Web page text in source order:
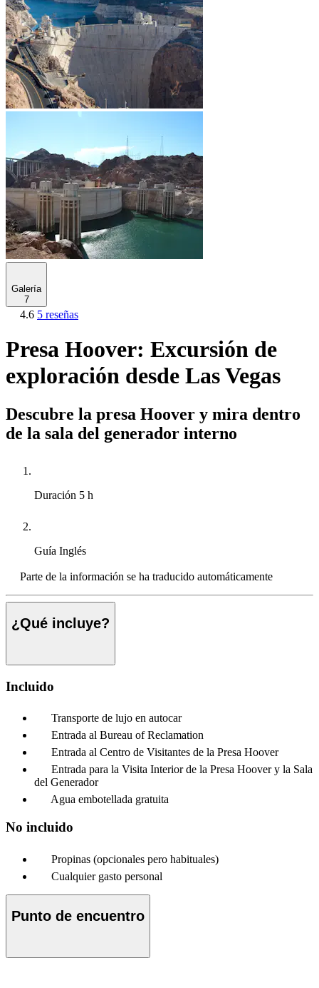
Galería
7
4.6 5 reseñas
Presa Hoover: Excursión de
exploración desde Las Vegas
Descubre la presa Hoover y mira dentro
de la sala del generador interno
Duración 5 h
Guía Inglés
Parte de la información se ha traducido automáticamente
¿Qué incluye?
Incluido
Transporte de lujo en autocar
Entrada al Bureau of Reclamation
Entrada al Centro de Visitantes de la Presa Hoover
Entrada para la Visita Interior de la Presa Hoover y la Sala
del Generador
Agua embotellada gratuita
No incluido
Propinas (opcionales pero habituales)
Cualquier gasto personal
Punto de encuentro